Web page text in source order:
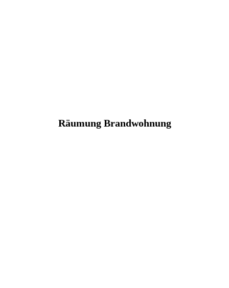
Räumung Brandwohnung